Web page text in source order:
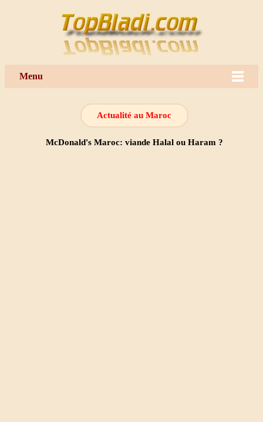
Menu
Actualité au Maroc
McDonald's Maroc: viande Halal ou Haram ?